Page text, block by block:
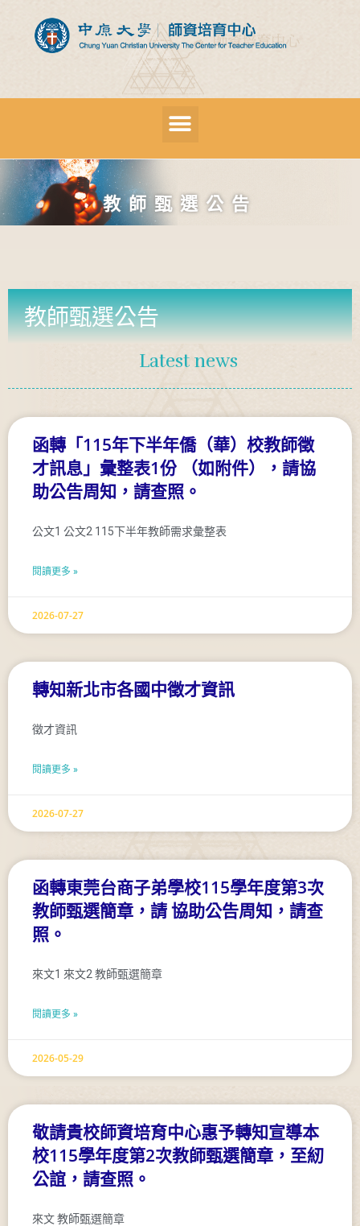
教師甄選公告
教師甄選公告
Latest news
函轉「115年下半年僑（華）校教師徵
才訊息」彙整表1份 （如附件），請協
助公告周知，請查照。
公文1 公文2 115下半年教師需求彙整表
閱讀更多 »
2026-07-27
轉知新北市各國中徵才資訊
徵才資訊
閱讀更多 »
2026-07-27
函轉東莞台商子弟學校115學年度第3次
教師甄選簡章，請 協助公告周知，請查
照。
來文1 來文2 教師甄選簡章
閱讀更多 »
2026-05-29
敬請貴校師資培育中心惠予轉知宣導本
校115學年度第2次教師甄選簡章，至紉
公誼，請查照。
來文 教師甄選簡章